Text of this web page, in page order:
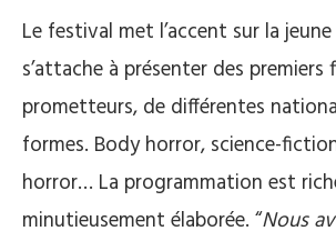
Le festival met l’accent sur la
s’attache à présenter des premiers
prometteurs, de différentes
formes. Body horror, science-
horror… La programmation est
minutieusement élaborée. “Nous